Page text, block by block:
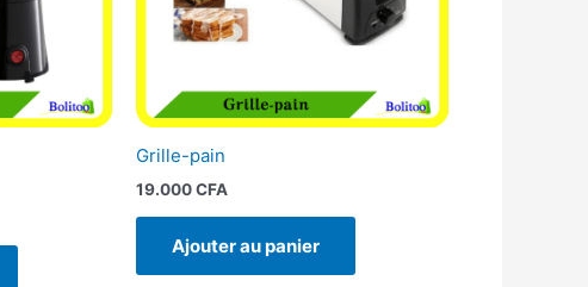
Grille-pain
19.000CFA
Ajouter au panier